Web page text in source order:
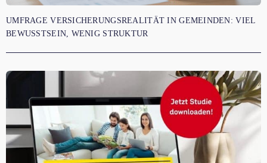
UMFRAGE VERSICHERUNGSREALITÄT IN GEMEINDEN: VIEL
BEWUSSTSEIN, WENIG STRUKTUR